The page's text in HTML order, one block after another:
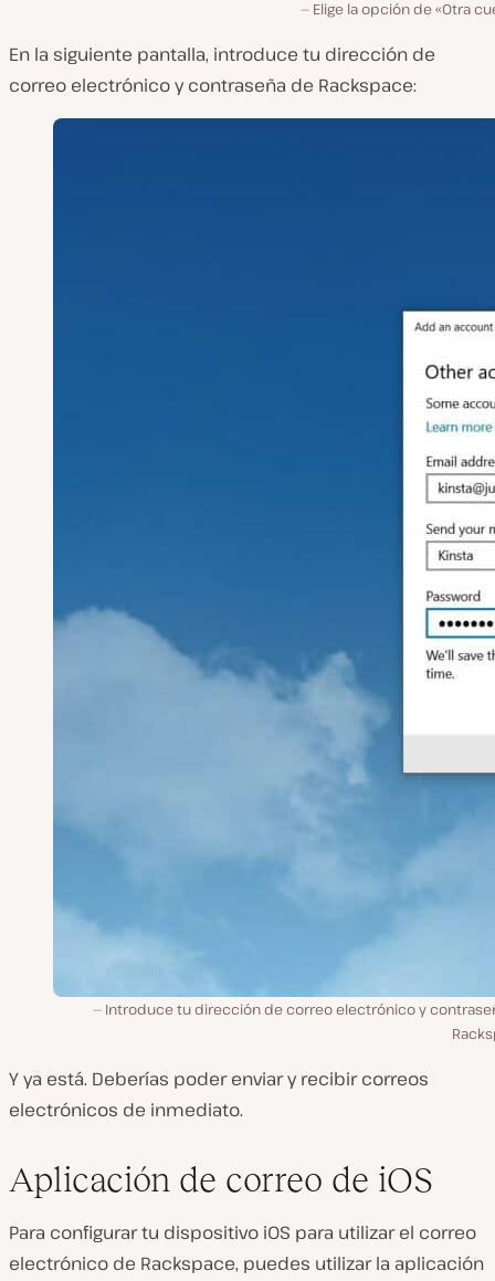
Elige la opción de «Otra
En la siguiente pantalla, introduce tu dirección de
correo electrónico y contraseña de Rackspace:
Introduce tu dirección de correo electrónico y
Y ya está. Deberías poder enviar y recibir correos
electrónicos de inmediato.
Aplicación de correo de iOS
Para configurar tu dispositivo iOS para utilizar el correo
electrónico de Rackspace, puedes utilizar la aplicación